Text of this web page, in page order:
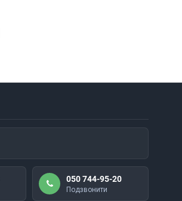
050 744-95-20
Подзвонити